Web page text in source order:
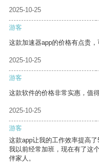
2025-10-25
游客
这款加速器app的价格有点贵
2025-10-25
游客
这款软件的价格非常实惠，值得
2025-10-25
游客
这款app让我的工作效率提高
我以前经常加班，现在有了这
伴家人。